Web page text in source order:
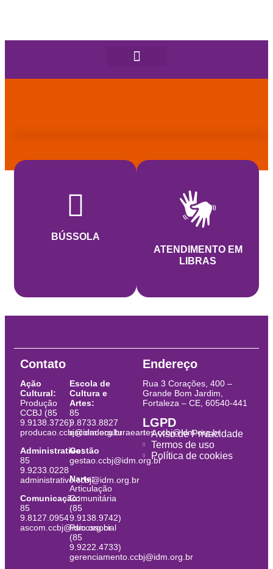
BÚSSOLA
ATENDIMENTO EM
LIBRAS
Contato
Ação
Cultural:
Produção
CCBJ (85
9.9138.3726)
producao.ccbj@idm.org.br
Administrativo:
85
9.9233.0228
administrativo.ccbj@idm.org.br
Comunicação:
85
9.8127.0954
ascom.ccbj@idm.org.br
Escola de
Cultura e
Artes:
85
9.8733.8827
escoladeculturaeartes.ccbj@idm.org.br
Gestão
gestao.ccbj@idm.org.br
Narte:
Articulação
Comunitária
(85
9.9138.9742)
Psicossocial
(85
9.9222.4733)
gerenciamento.ccbj@idm.org.br
Endereço
Rua 3 Corações, 400 –
Grande Bom Jardim,
Fortaleza – CE, 60540-441
LGPD
Aviso de Privacidade
Termos de uso
Política de cookies